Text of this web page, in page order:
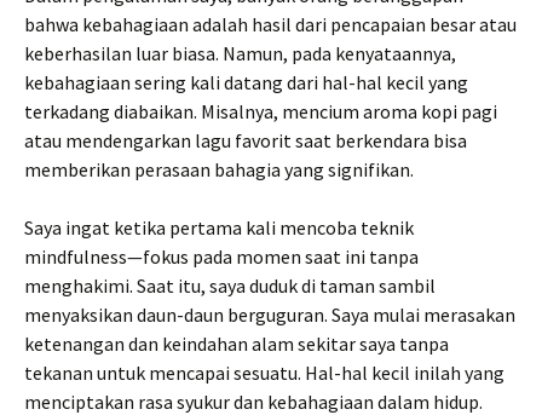
bahwa kebahagiaan adalah hasil dari pencapaian besar atau
keberhasilan luar biasa. Namun, pada kenyataannya,
kebahagiaan sering kali datang dari hal-hal kecil yang
terkadang diabaikan. Misalnya, mencium aroma kopi pagi
atau mendengarkan lagu favorit saat berkendara bisa
memberikan perasaan bahagia yang signifikan.
Saya ingat ketika pertama kali mencoba teknik
mindfulness—fokus pada momen saat ini tanpa
menghakimi. Saat itu, saya duduk di taman sambil
menyaksikan daun-daun berguguran. Saya mulai merasakan
ketenangan dan keindahan alam sekitar saya tanpa
tekanan untuk mencapai sesuatu. Hal-hal kecil inilah yang
menciptakan rasa syukur dan kebahagiaan dalam hidup.